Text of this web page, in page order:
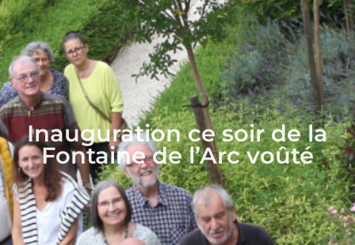
Inauguration ce soir de la
Fontaine de l’Arc voûté